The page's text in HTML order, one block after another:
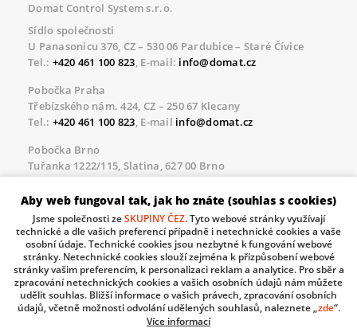
Domat Control System s.r.o.
Sídlo společnosti
U Panasonicu 376, CZ – 530 06 Pardubice – Staré Čívice
Tel.: +420 461 100 823, E-mail: info@domat.cz
Pobočka Praha
Třebízského nám. 424, CZ – 250 67 Klecany
Tel.: +420 461 100 823, E-mail info@domat.cz
Pobočka Brno
Tuřanka 1222/115, Slatina, 627 00 Brno
Tel.:+420 461 100 823, E-mailinfo@domat.cz
Servisní linka pro námi realizované akce
Po – Pá 8.30 – 17.00
tel:+420 733 421 878, E-mailservis@domat.cz
Technická podpora:
Tel.:+420 461 100 666 , WhatsApp:+420 603 735 402
Informace o zpracovávaných osobních údajích.
Aby web fungoval tak, jak ho znáte (souhlas s cookies)
Jsme společnosti zeSKUPINY ČEZ. Tyto webové stránky využívají
technické a dle vašich preferencí případně i netechnické cookies a vaše
osobní údaje. Technické cookies jsou nezbytné k fungování webové
stránky. Netechnické cookies slouží zejména k přizpůsobení webové
stránky vašim preferencím, k personalizaci reklam a analytice. Pro sběr a
zpracování netechnických cookies a vašich osobních údajů nám můžete
udělit souhlas. Bližší informace o vašich právech, zpracování osobních
údajů, včetně možnosti odvolání udělených souhlasů, naleznete „zde“.
Více informací